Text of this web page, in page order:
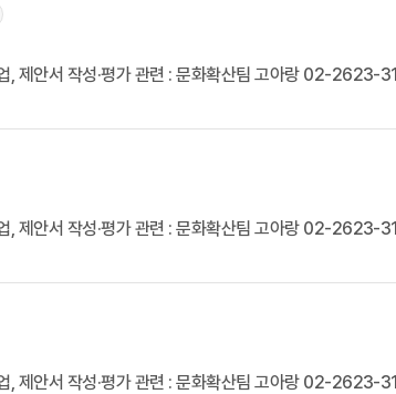
안서 작성·평가 관련 : 문화확산팀 고아랑 02-
안서 작성·평가 관련 : 문화확산팀 고아랑 02-
안서 작성·평가 관련 : 문화확산팀 고아랑 02-